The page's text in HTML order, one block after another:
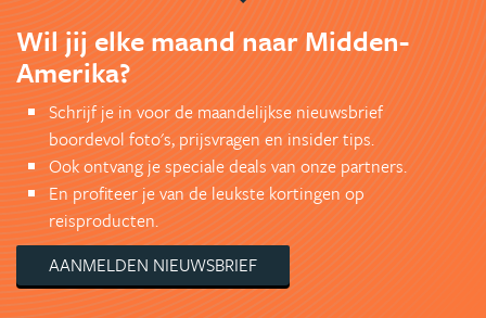
Wil jij elke maand naar Midden-
Amerika?
Schrijf je in voor de maandelijkse nieuwsbrief
boordevol foto's, prijsvragen en insider tips.
Ook ontvang je speciale deals van onze partners.
En profiteer je van de leukste kortingen op
reisproducten.
AANMELDEN NIEUWSBRIEF